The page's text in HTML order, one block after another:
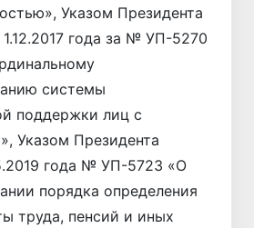
Указом Президента
1.12.2017 года за № УП-5270
системы
поддержки лиц с
Указом Президента
года № УП-5723 «О
порядка определения
труда, пенсий и иных